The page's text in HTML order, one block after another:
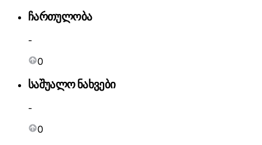
ჩართულობა
-
0
საშუალო ნახვები
-
0